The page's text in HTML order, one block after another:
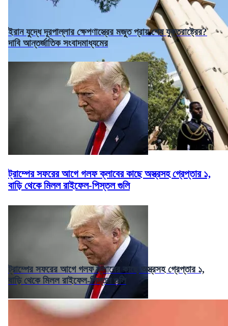
ইরান যুদ্ধে দূরপাল্লার ক্ষেপণাস্ত্রের মজুত প্রায় শেষ যুক্তরাষ্ট্রের?
দাবি আন্তর্জাতিক সংবাদমাধ্যমের
ট্রাম্পের সফরের আগে গলফ ক্লাবের কাছে অস্ত্রসহ গ্রেপ্তার ১,
বাড়ি থেকে মিলল রাইফেল-পিস্তল গুলি
ট্রাম্পের সফরের আগে গলফ ক্লাবের কাছে অস্ত্রসহ গ্রেপ্তার ১,
বাড়ি থেকে মিলল রাইফেল-পিস্তল গুলি